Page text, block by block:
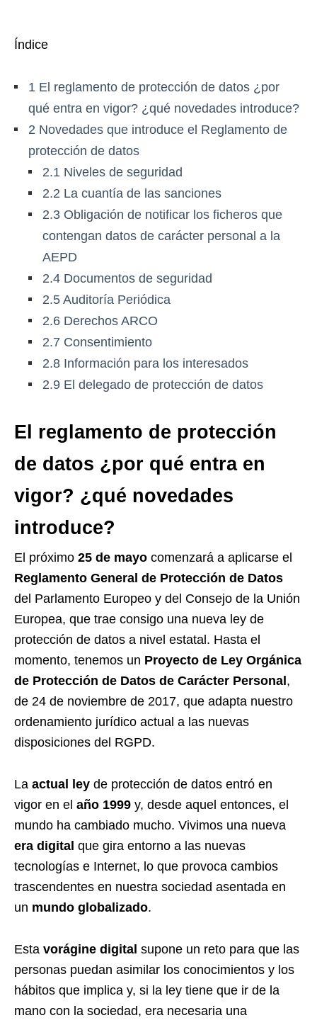
Índice
1 El reglamento de protección de datos ¿por
qué entra en vigor? ¿qué novedades introduce?
2 Novedades que introduce el Reglamento de
protección de datos
2.1 Niveles de seguridad
2.2 La cuantía de las sanciones
2.3 Obligación de notificar los ficheros que
contengan datos de carácter personal a la
AEPD
2.4 Documentos de seguridad
2.5 Auditoría Periódica
2.6 Derechos ARCO
2.7 Consentimiento
2.8 Información para los interesados
2.9 El delegado de protección de datos
El reglamento de protección
de datos ¿por qué entra en
vigor? ¿qué novedades
introduce?
El próximo 25 de mayo comenzará a aplicarse el
Reglamento General de Protección de Datos
del Parlamento Europeo y del Consejo de la Unión
Europea, que trae consigo una nueva ley de
protección de datos a nivel estatal. Hasta el
momento, tenemos un Proyecto de Ley Orgánica
de Protección de Datos de Carácter Personal,
de 24 de noviembre de 2017, que adapta nuestro
ordenamiento jurídico actual a las nuevas
disposiciones del RGPD.
La actual ley de protección de datos entró en
vigor en el año 1999 y, desde aquel entonces, el
mundo ha cambiado mucho. Vivimos una nueva
era digital que gira entorno a las nuevas
tecnologías e Internet, lo que provoca cambios
trascendentes en nuestra sociedad asentada en
un mundo globalizado.
Esta vorágine digital supone un reto para que las
personas puedan asimilar los conocimientos y los
hábitos que implica y, si la ley tiene que ir de la
mano con la sociedad, era necesaria una